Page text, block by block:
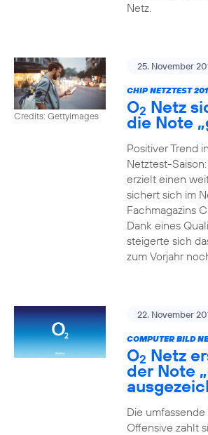
Netz.
Credits: Gettyimages
25. November
CHIP NETZTEST
O2 Netz
die Note
Positiver Trend
Netztest-
erzielt einen
sichert sich im
Fachmagazins
Dank eines
steigerte sich
zum Vorjahr
22. November
COMPUTER BILD
O2 Netz
der Note
Die
Offensive zahlt